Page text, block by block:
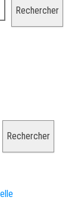
Rechercher
Rechercher